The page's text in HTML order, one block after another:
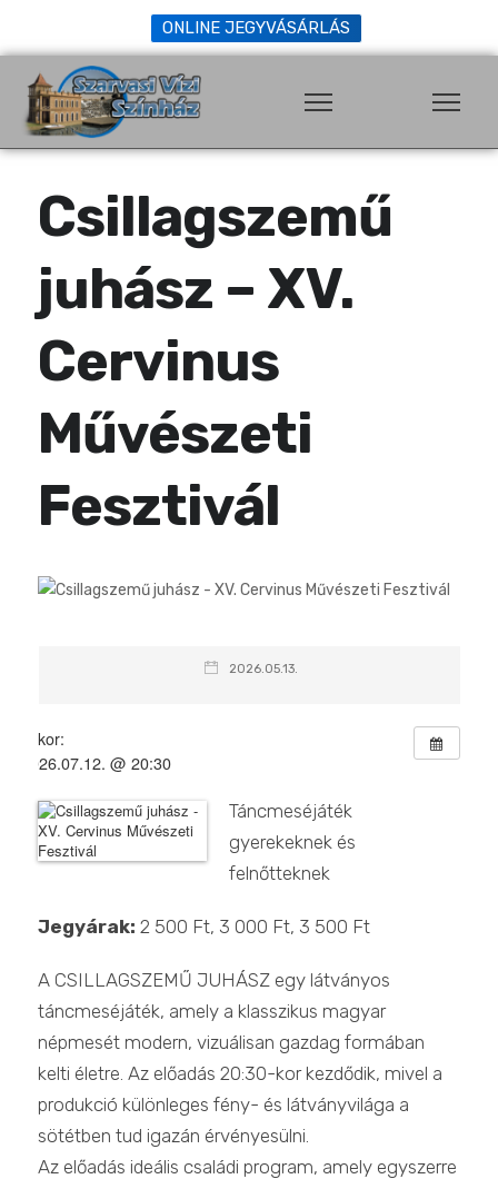
ONLINE JEGYVÁSÁRLÁS
Csillagszemű
juhász – XV.
Cervinus
Művészeti
Fesztivál
2026.05.13.
Mikor:
2026.07.12. @ 20:30
Táncmeséjáték
gyerekeknek és
felnőtteknek
Jegyárak: 2 500 Ft, 3 000 Ft, 3 500 Ft
A CSILLAGSZEMŰ JUHÁSZ egy látványos
táncmeséjáték, amely a klasszikus magyar
népmesét modern, vizuálisan gazdag formában
kelti életre. Az előadás 20:30-kor kezdődik, mivel a
produkció különleges fény- és látványvilága a
sötétben tud igazán érvényesülni.
Az előadás ideális családi program, amely egyszerre